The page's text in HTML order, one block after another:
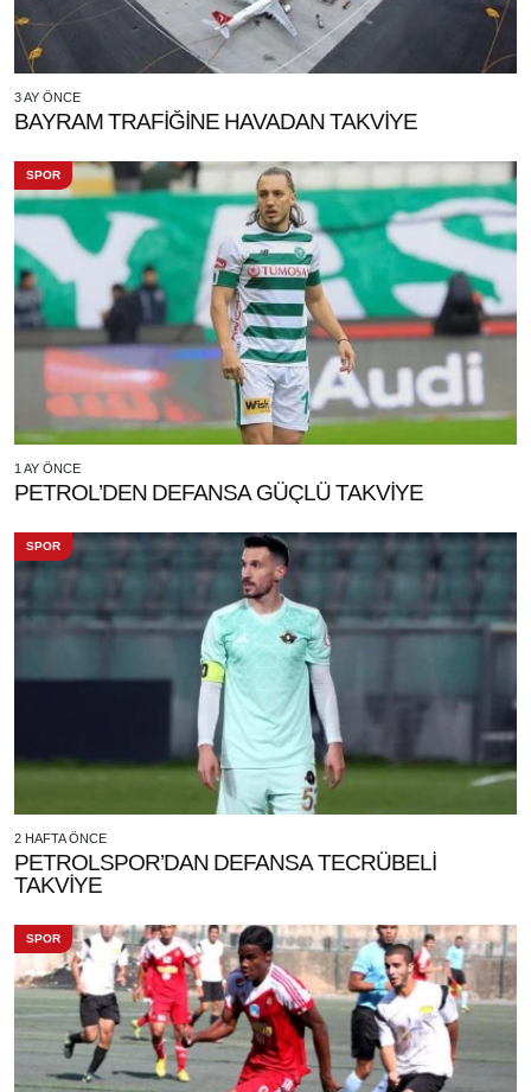
3 AY ÖNCE
BAYRAM TRAFİĞİNE HAVADAN TAKVİYE
SPOR
1 AY ÖNCE
PETROL’DEN DEFANSA GÜÇLÜ TAKVİYE
SPOR
2 HAFTA ÖNCE
PETROLSPOR’DAN DEFANSA TECRÜBELİ
TAKVİYE
SPOR